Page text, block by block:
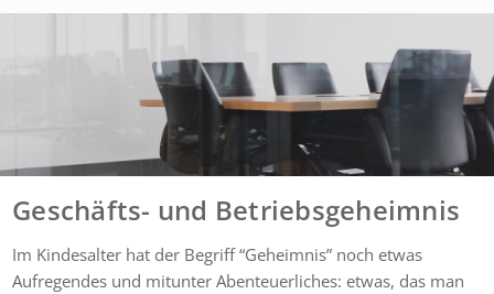
Geschäfts- und Betriebsgeheimnis
Im Kindesalter hat der Begriff “Geheimnis” noch etwas
Aufregendes und mitunter Abenteuerliches: etwas, das man